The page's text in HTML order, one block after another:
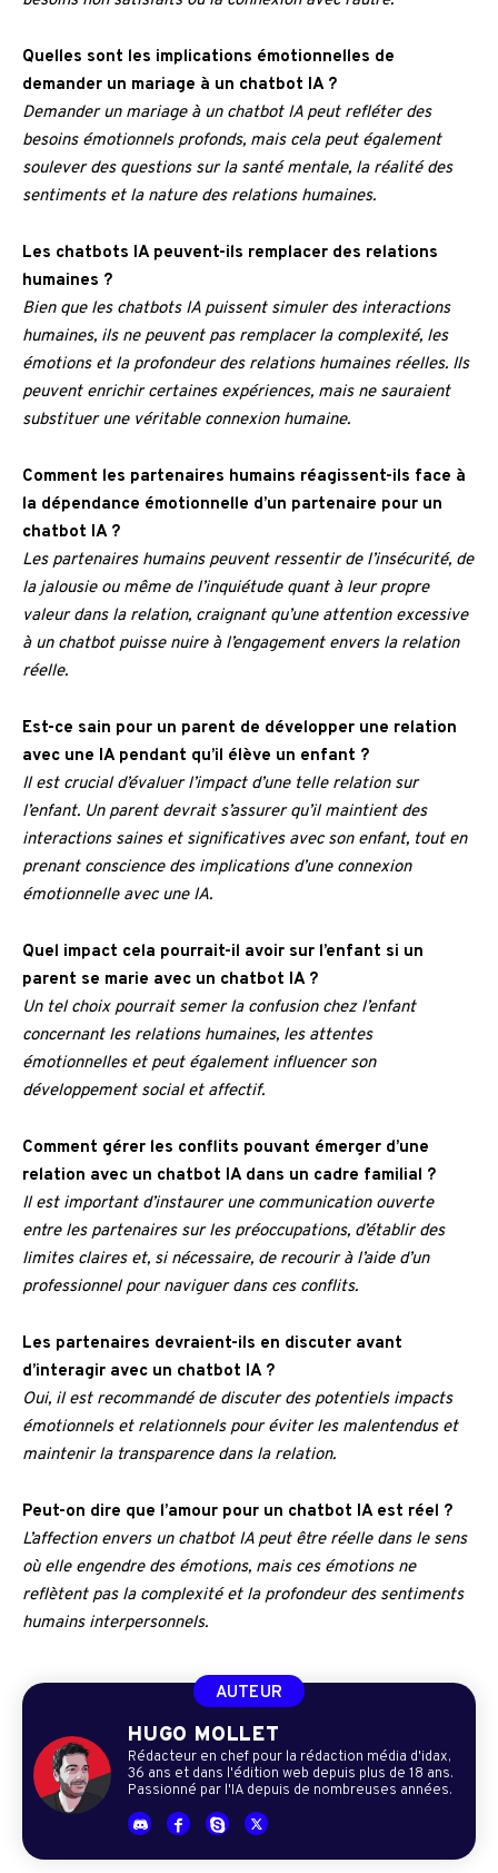
Quelles sont les implications émotionnelles de
demander un mariage à un chatbot IA ?
Demander un mariage à un chatbot IA peut refléter des
besoins émotionnels profonds, mais cela peut également
soulever des questions sur la santé mentale, la réalité des
sentiments et la nature des relations humaines.
Les chatbots IA peuvent-ils remplacer des relations
humaines ?
Bien que les chatbots IA puissent simuler des interactions
humaines, ils ne peuvent pas remplacer la complexité, les
émotions et la profondeur des relations humaines réelles. Ils
peuvent enrichir certaines expériences, mais ne sauraient
substituer une véritable connexion humaine.
Comment les partenaires humains réagissent-ils face à
la dépendance émotionnelle d’un partenaire pour un
chatbot IA ?
Les partenaires humains peuvent ressentir de l’insécurité, de
la jalousie ou même de l’inquiétude quant à leur propre
valeur dans la relation, craignant qu’une attention excessive
à un chatbot puisse nuire à l’engagement envers la relation
réelle.
Est-ce sain pour un parent de développer une relation
avec une IA pendant qu’il élève un enfant ?
Il est crucial d’évaluer l’impact d’une telle relation sur
l’enfant. Un parent devrait s’assurer qu’il maintient des
interactions saines et significatives avec son enfant, tout en
prenant conscience des implications d’une connexion
émotionnelle avec une IA.
Quel impact cela pourrait-il avoir sur l’enfant si un
parent se marie avec un chatbot IA ?
Un tel choix pourrait semer la confusion chez l’enfant
concernant les relations humaines, les attentes
émotionnelles et peut également influencer son
développement social et affectif.
Comment gérer les conflits pouvant émerger d’une
relation avec un chatbot IA dans un cadre familial ?
Il est important d’instaurer une communication ouverte
entre les partenaires sur les préoccupations, d’établir des
limites claires et, si nécessaire, de recourir à l’aide d’un
professionnel pour naviguer dans ces conflits.
Les partenaires devraient-ils en discuter avant
d’interagir avec un chatbot IA ?
Oui, il est recommandé de discuter des potentiels impacts
émotionnels et relationnels pour éviter les malentendus et
maintenir la transparence dans la relation.
Peut-on dire que l’amour pour un chatbot IA est réel ?
L’affection envers un chatbot IA peut être réelle dans le sens
où elle engendre des émotions, mais ces émotions ne
reflètent pas la complexité et la profondeur des sentiments
humains interpersonnels.
AUTEUR
HUGO MOLLET
Rédacteur en chef pour la rédaction média d'idax,
36 ans et dans l'édition web depuis plus de 18 ans.
Passionné par l'IA depuis de nombreuses années.